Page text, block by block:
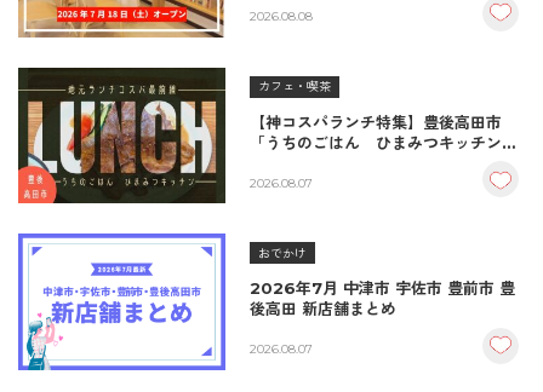
至福の読書空間
2026.08.08
カフェ・喫茶
【神コスパランチ特集】豊後高田市
「うちのごはん ひまみつキッチン」
＆生姜焼き！
2026.08.07
おでかけ
2026年7月 中津市 宇佐市 豊前市 豊
後高田 新店舗まとめ
2026.08.07